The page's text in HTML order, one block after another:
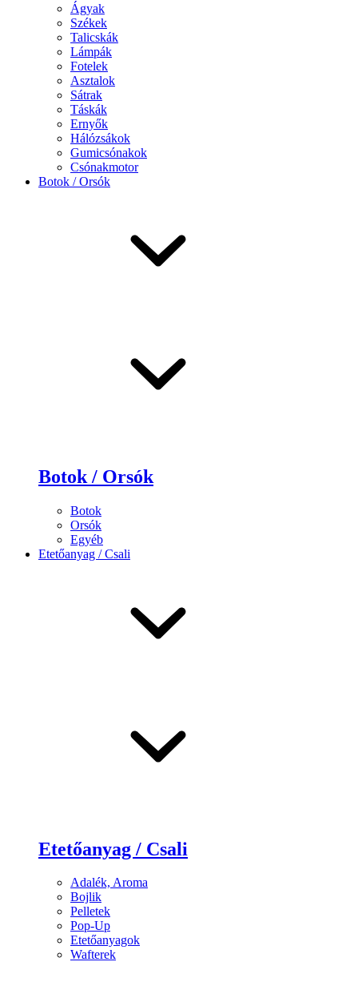
Ágyak
Székek
Talicskák
Lámpák
Fotelek
Asztalok
Sátrak
Táskák
Ernyők
Hálózsákok
Gumicsónakok
Csónakmotor
Botok / Orsók
Botok / Orsók
Botok
Orsók
Egyéb
Etetőanyag / Csali
Etetőanyag / Csali
Adalék, Aroma
Bojlik
Pelletek
Pop-Up
Etetőanyagok
Wafterek